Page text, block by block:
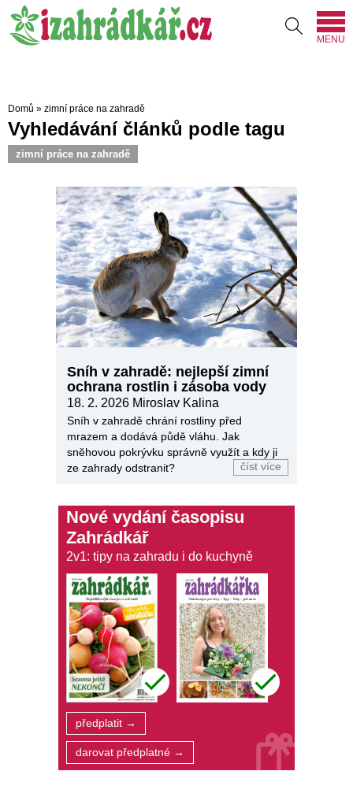
MENU
Domů » zimní práce na zahradě
Vyhledávání článků podle tagu
zimní práce na zahradě
Sníh v zahradě: nejlepší zimní
ochrana rostlin i zásoba vody
18. 2. 2026 Miroslav Kalina
Sníh v zahradě chrání rostliny před
mrazem a dodává půdě vláhu. Jak
sněhovou pokrývku správně využít a kdy ji
ze zahrady odstranit?
číst více
Nové vydání časopisu
Zahrádkář
2v1: tipy na zahradu i do kuchyně
předplatit →
darovat předplatné →